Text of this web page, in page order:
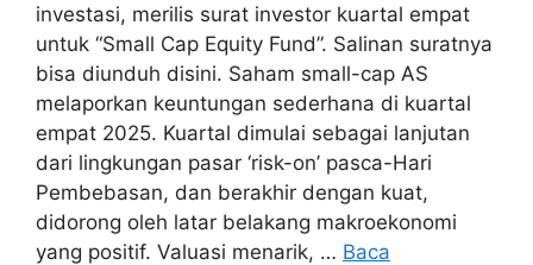
investasi, merilis surat investor kuartal empat
untuk “Small Cap Equity Fund”. Salinan suratnya
bisa diunduh disini. Saham small-cap AS
melaporkan keuntungan sederhana di kuartal
empat 2025. Kuartal dimulai sebagai lanjutan
dari lingkungan pasar ‘risk-on’ pasca-Hari
Pembebasan, dan berakhir dengan kuat,
didorong oleh latar belakang makroekonomi
yang positif. Valuasi menarik, … Baca